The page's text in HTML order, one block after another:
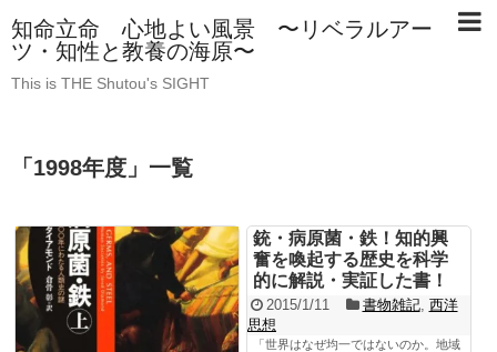
知命立命 心地よい風景 〜リベラルアー
ツ・知性と教養の海原〜
This is THE Shutou's SIGHT
「 1998年度 」 一覧
銃・病原菌・鉄！知的興
奮を喚起する歴史を科学
的に解説・実証した書！
2015/1/11 書物雑記, 西洋
思想
「世界はなぜ均一ではないのか。地域